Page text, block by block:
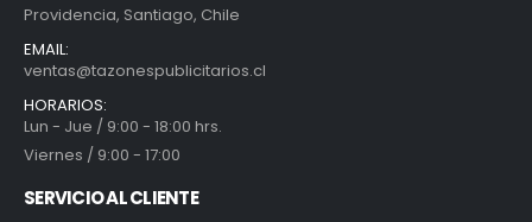
Providencia, Santiago, Chile
EMAIL:
ventas@tazonespublicitarios.cl
HORARIOS:
Lun - Jue / 9:00 - 18:00 hrs.
Viernes / 9:00 - 17:00
SERVICIO AL CLIENTE